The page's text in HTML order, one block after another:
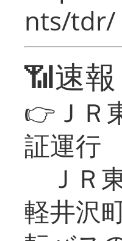
nts/tdr/
📶速
👉ＪＲ
証運行
ＪＲ
軽井沢